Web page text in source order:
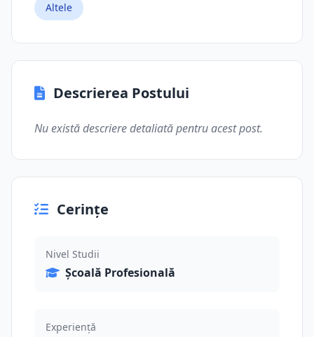
Altele
Descrierea Postului
Nu există descriere detaliată pentru acest post.
Cerințe
Nivel Studii
Școală Profesională
Experiență